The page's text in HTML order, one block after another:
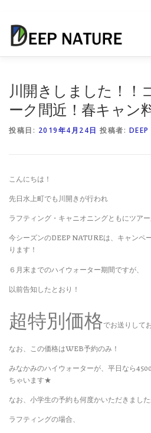
川開きしました！！
ーク間近！春キャン
投稿日: 2019年4月24日 投稿者: DEEP
こんにちは！
先日水上町でも川開きが行われ
ラフティング・キャニオニングともにツア
今シーズンのDEEP NATUREは、キャンペ
ります！
６月末までのハイウォーター期間ですが、
以前告知したとおり！
超特別価格でお送りして
なお、この価格はWEB予約のみ！
みなかみのハイウォーターが、平日なら
ちゃいます★
なお、小学生の予約も何度かいただきました
ラフティングの場合、